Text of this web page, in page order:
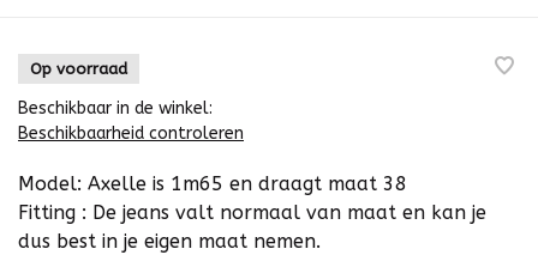
Op voorraad
Beschikbaar in de winkel:
Beschikbaarheid controleren
Model: Axelle is 1m65 en draagt maat 38
Fitting : De jeans valt normaal van maat en kan je
dus best in je eigen maat nemen.